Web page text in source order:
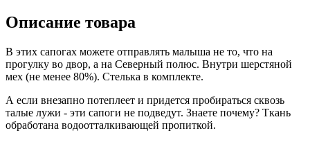
Описание товара
В этих сапогах можете отправлять малыша не то, что на
прогулку во двор, а на Северный полюс. Внутри шерстяной
мех (не менее 80%). Стелька в комплекте.
А если внезапно потеплеет и придется пробираться сквозь
талые лужи - эти сапоги не подведут. Знаете почему? Ткань
обработана водоотталкивающей пропиткой.